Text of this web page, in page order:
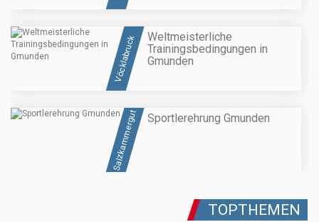
Vöcklabruck
Weltmeisterliche
Trainingsbedingungen in
Gmunden
Salzkammergut Sportlerehrung Gmunden
TOPTHEMEN